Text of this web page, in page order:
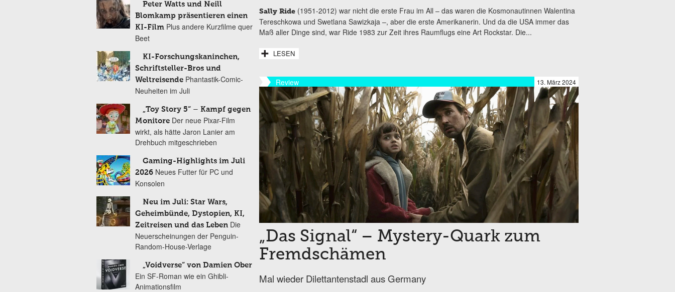
Sally Ride(1951-2012) war nicht die erste Frau im All – das waren die Kosmonautinnen Walentina
Tereschkowa und Swetlana Sawizkaja –, aber die erste Amerikanerin. Und da die USA immer das
Maß aller Dinge sind, war Ride 1983 zur Zeit ihres Raumflugs eine Art Rockstar. Die...
LESEN
Review 13. März 2024
„Das Signal“ – Mystery-Quark zum
Fremdschämen
Mal wieder Dilettantenstadl aus Germany
Peter Watts und Neill
Blomkamp präsentieren einen
KI-Film Plus andere Kurzfilme quer
Beet
KI-Forschungskaninchen,
Schriftsteller-Bros und
Weltreisende Phantastik-Comic-
Neuheiten im Juli
„Toy Story 5“ – Kampf gegen
Monitore Der neue Pixar-Film
wirkt, als hätte Jaron Lanier am
Drehbuch mitgeschrieben
Gaming-Highlights im Juli
2026 Neues Futter für PC und
Konsolen
Neu im Juli: Star Wars,
Geheimbünde, Dystopien, KI,
Zeitreisen und das Leben Die
Neuerscheinungen der Penguin-
Random-House-Verlage
„Voidverse“ von Damien Ober
Ein SF-Roman wie ein Ghibli-
Animationsfilm